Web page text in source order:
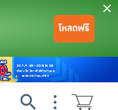
โหลดฟรี